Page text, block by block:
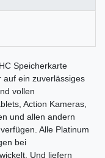
Speicherkarte
auf ein zuverlässiges
vollen
Action Kameras,
und allen andern
Alle Platinum
bei
Und liefern